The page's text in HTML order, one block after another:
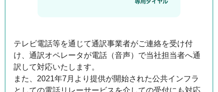
テレビ電話等を通じて通訳事業者がご連絡を受け付
け、通訳オペレータが電話（音声）で当社担当者へ通
訳して対応いたします。
また、2021年7月より提供が開始された公共インフラ